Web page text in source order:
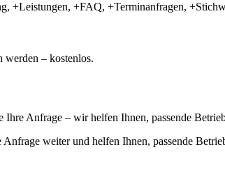
+Leistungen, +FAQ, +Terminanfragen,
werden – kostenlos.
Anfrage – wir helfen Ihnen, passende
weiter und helfen Ihnen, passende